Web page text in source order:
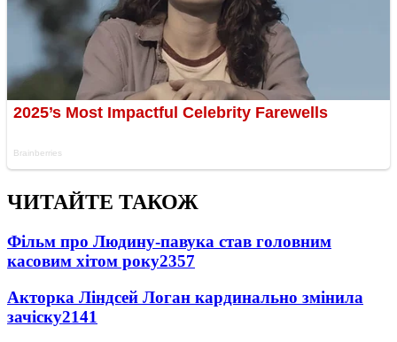
ЧИТАЙТЕ ТАКОЖ
Фільм про Людину-павука став головним
касовим хітом року2357
Акторка Ліндсей Логан кардинально змінила
зачіску2141